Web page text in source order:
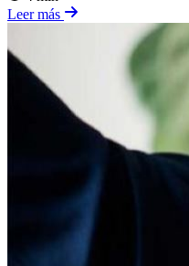
Leer más